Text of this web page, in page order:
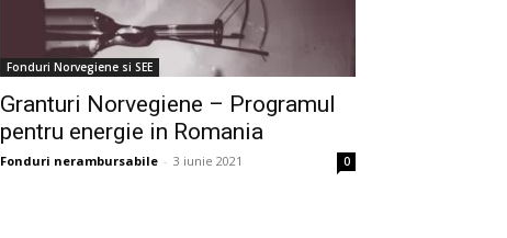
Fonduri Norvegiene si SEE
Granturi Norvegiene – Programul
pentru energie in Romania
Fonduri nerambursabile - 3 iunie 2021 0